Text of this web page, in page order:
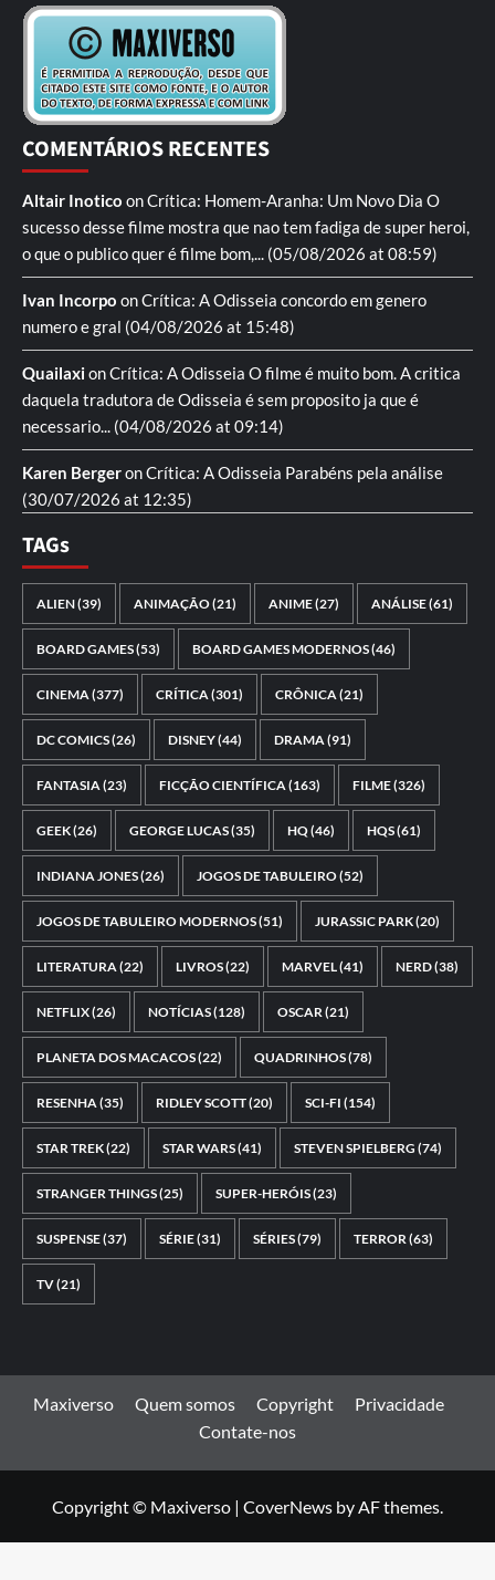
COMENTÁRIOS RECENTES
Altair Inotico onCrítica: Homem-Aranha: Um Novo Dia O
sucesso desse filme mostra que nao tem fadiga de super heroi,
o que o publico quer é filme bom,... (05/08/2026 at 08:59)
Ivan Incorpo onCrítica: A Odisseia concordo em genero
numero e gral (04/08/2026 at 15:48)
QuailaxionCrítica: A Odisseia O filme é muito bom. A critica
daquela tradutora de Odisseia é sem proposito ja que é
necessario... (04/08/2026 at 09:14)
Karen BergeronCrítica: A Odisseia Parabéns pela análise
(30/07/2026 at 12:35)
TAGs
ALIEN(39) ANIMAÇÃO(21) ANIME(27) ANÁLISE(61)
BOARD GAMES(53) BOARD GAMES MODERNOS(46)
CINEMA(377) CRÍTICA(301) CRÔNICA(21)
DC COMICS(26) DISNEY(44) DRAMA(91)
FANTASIA(23) FICÇÃO CIENTÍFICA(163) FILME(326)
GEEK(26) GEORGE LUCAS(35) HQ(46) HQS(61)
INDIANA JONES(26) JOGOS DE TABULEIRO(52)
JOGOS DE TABULEIRO MODERNOS(51) JURASSIC PARK(20)
LITERATURA(22) LIVROS(22) MARVEL(41) NERD(38)
NETFLIX(26) NOTÍCIAS(128) OSCAR(21)
PLANETA DOS MACACOS(22) QUADRINHOS(78)
RESENHA(35) RIDLEY SCOTT(20) SCI-FI (154)
STAR TREK(22) STAR WARS(41) STEVEN SPIELBERG (74)
STRANGER THINGS(25) SUPER-HERÓIS(23)
SUSPENSE(37) SÉRIE(31) SÉRIES(79) TERROR(63)
TV(21)
Maxiverso Quem somos Copyright
Privacidade
Contate-nos
Copyright © Maxiverso | CoverNews by AF themes.